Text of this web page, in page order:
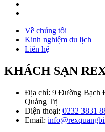
Về chúng tôi
Kinh nghiệm du lịch
Liên hệ
KHÁCH SẠN
Địa chỉ: 9 Đường Bạch
Quảng Trị
Điện thoại: 0232 3831
Email: